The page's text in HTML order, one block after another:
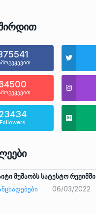
23434
Followers
მუშაობს სატესტო რეჟიმში
06/03/2022